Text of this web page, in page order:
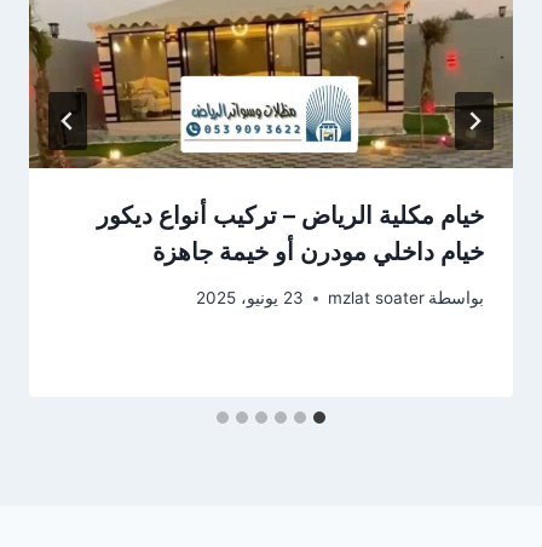
خيام مكلية الرياض – تركيب أنواع ديكور
خيام داخلي مودرن أو خيمة جاهزة
بواسطة mzlat soater 23 يونيو، 2025